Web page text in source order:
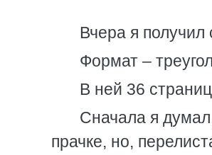
Вчера я получил
Формат –
В ней 36
Сначала я
прачке, но,